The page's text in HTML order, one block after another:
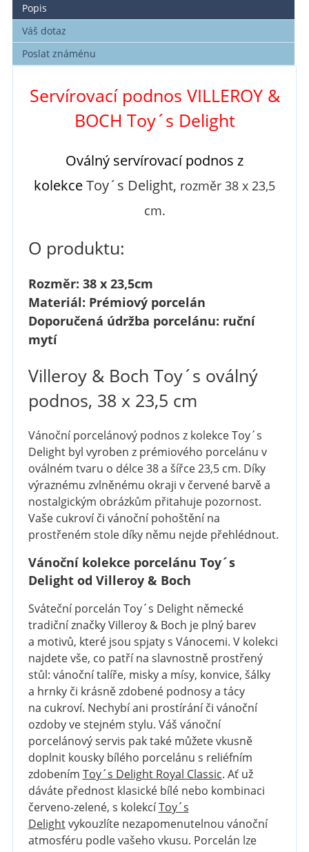
Popis
Váš dotaz
Poslat známénu
Servírovací podnos VILLEROY &
BOCH Toy´s Delight
Oválný servírovací podnos z
kolekceToy´s Delight, rozměr 38 x 23,5
cm.
O produktu:
Rozměr: 38 x 23,5cm
Materiál: Prémiový porcelán
Doporučená údržba porcelánu: ruční
mytí
Villeroy & Boch Toy´s oválný
podnos, 38 x 23,5 cm
Vánoční porcelánový podnos z kolekce Toy´s
Delight byl vyroben z prémiového porcelánu v
oválném tvaru o délce 38 a šířce 23,5 cm. Díky
výraznému zvlněnému okraji v červené barvě a
nostalgickým obrázkům přitahuje pozornost.
Vaše cukroví či vánoční pohoštění na
prostřeném stole díky němu nejde přehlédnout.
Vánoční kolekce porcelánu Toy´s
Delight od Villeroy & Boch
Sváteční porcelán Toy´s Delight německé
tradiční značky Villeroy & Boch je plný barev
a motivů, které jsou spjaty s Vánocemi. V kolekci
najdete vše, co patří na slavnostně prostřený
stůl: vánoční talíře, misky a mísy, konvice, šálky
a hrnky či krásně zdobené podnosy a tácy
na cukroví. Nechybí ani prostírání či vánoční
ozdoby ve stejném stylu. Váš vánoční
porcelánový servis pak také můžete vkusně
doplnit kousky bílého porcelánu s reliéfním
zdobením Toy´s Delight Royal Classic. Ať už
dáváte přednost klasické bílé nebo kombinaci
červeno-zelené, s kolekcíToy´s
Delightvykouzlíte nezapomenutelnou vánoční
atmosféru podle vašeho vkusu. Porcelán lze